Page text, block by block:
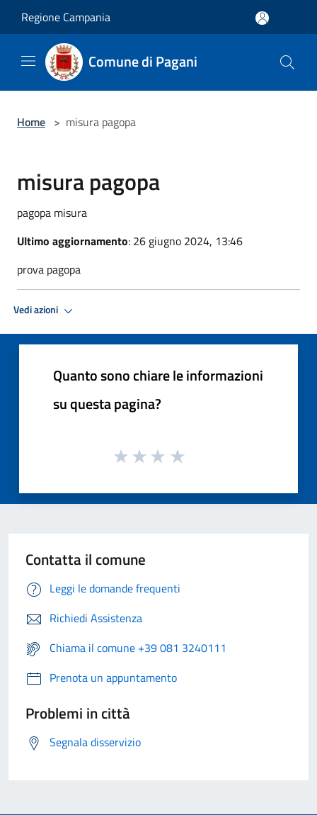
Regione Campania
Comune di Pagani
Home > misura pagopa
misura pagopa
pagopa misura
Ultimo aggiornamento: 26 giugno 2024, 13:46
prova pagopa
Vedi azioni
Quanto sono chiare le informazioni
su questa pagina?
Contatta il comune
Leggi le domande frequenti
Richiedi Assistenza
Chiama il comune +39 081 3240111
Prenota un appuntamento
Problemi in città
Segnala disservizio